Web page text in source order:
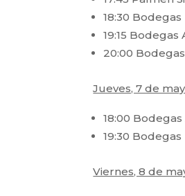
18:30
19:15 Bodegas
20:00
Jueves, 7 de
18:00
19:30
Viernes, 8 de